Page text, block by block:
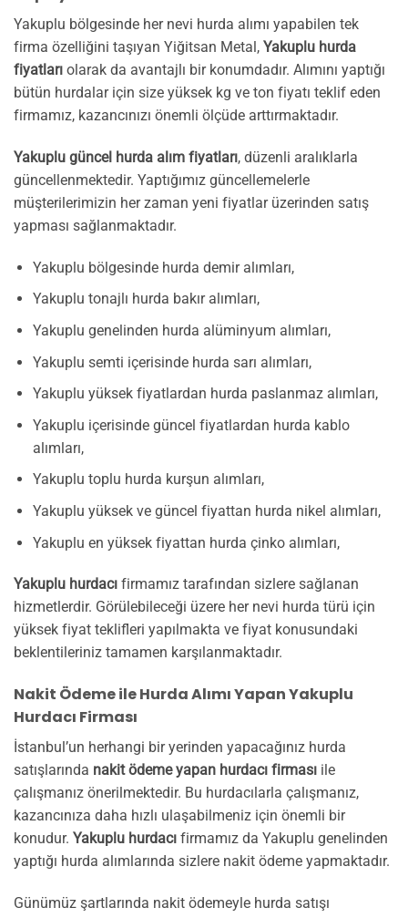
Yakuplu bölgesinde her nevi hurda alımı yapabilen tek
firma özelliğini taşıyan Yiğitsan Metal, Yakuplu hurda
fiyatları olarak da avantajlı bir konumdadır. Alımını yaptığı
bütün hurdalar için size yüksek kg ve ton fiyatı teklif eden
firmamız, kazancınızı önemli ölçüde arttırmaktadır.
Yakuplu güncel hurda alım fiyatları, düzenli aralıklarla
güncellenmektedir. Yaptığımız güncellemelerle
müşterilerimizin her zaman yeni fiyatlar üzerinden satış
yapması sağlanmaktadır.
Yakuplu bölgesinde hurda demir alımları,
Yakuplu tonajlı hurda bakır alımları,
Yakuplu genelinden hurda alüminyum alımları,
Yakuplu semti içerisinde hurda sarı alımları,
Yakuplu yüksek fiyatlardan hurda paslanmaz alımları,
Yakuplu içerisinde güncel fiyatlardan hurda kablo
alımları,
Yakuplu toplu hurda kurşun alımları,
Yakuplu yüksek ve güncel fiyattan hurda nikel alımları,
Yakuplu en yüksek fiyattan hurda çinko alımları,
Yakuplu hurdacı firmamız tarafından sizlere sağlanan
hizmetlerdir. Görülebileceği üzere her nevi hurda türü için
yüksek fiyat teklifleri yapılmakta ve fiyat konusundaki
beklentileriniz tamamen karşılanmaktadır.
Nakit Ödeme ile Hurda Alımı Yapan Yakuplu
Hurdacı Firması
İstanbul’un herhangi bir yerinden yapacağınız hurda
satışlarında nakit ödeme yapan hurdacı firması ile
çalışmanız önerilmektedir. Bu hurdacılarla çalışmanız,
kazancınıza daha hızlı ulaşabilmeniz için önemli bir
konudur. Yakuplu hurdacı firmamız da Yakuplu genelinden
yaptığı hurda alımlarında sizlere nakit ödeme yapmaktadır.
Günümüz şartlarında nakit ödemeyle hurda satışı